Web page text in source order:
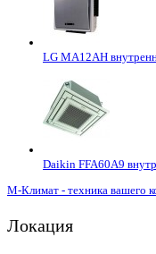
LG MA12AH
Daikin FFA60A9
М-Климат - техника вашего
Локация